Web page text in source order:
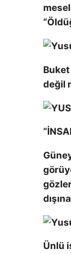
değil
Ünlü